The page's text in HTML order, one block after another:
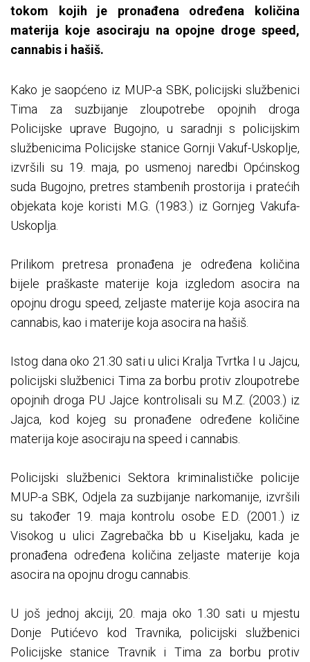
tokom kojih je pronađena određena količina
materija koje asociraju na opojne droge speed,
cannabis i hašiš.
Kako je saopćeno iz MUP-a SBK, policijski službenici
Tima za suzbijanje zloupotrebe opojnih droga
Policijske uprave Bugojno, u saradnji s policijskim
službenicima Policijske stanice Gornji Vakuf-Uskoplje,
izvršili su 19. maja, po usmenoj naredbi Općinskog
suda Bugojno, pretres stambenih prostorija i pratećih
objekata koje koristi M.G. (1983.) iz Gornjeg Vakufa-
Uskoplja.
Prilikom pretresa pronađena je određena količina
bijele praškaste materije koja izgledom asocira na
opojnu drogu speed, zeljaste materije koja asocira na
cannabis, kao i materije koja asocira na hašiš.
Istog dana oko 21.30 sati u ulici Kralja Tvrtka I u Jajcu,
policijski službenici Tima za borbu protiv zloupotrebe
opojnih droga PU Jajce kontrolisali su M.Z. (2003.) iz
Jajca, kod kojeg su pronađene određene količine
materija koje asociraju na speed i cannabis.
Policijski službenici Sektora kriminalističke policije
MUP-a SBK, Odjela za suzbijanje narkomanije, izvršili
su također 19. maja kontrolu osobe E.D. (2001.) iz
Visokog u ulici Zagrebačka bb u Kiseljaku, kada je
pronađena određena količina zeljaste materije koja
asocira na opojnu drogu cannabis.
U još jednoj akciji, 20. maja oko 1.30 sati u mjestu
Donje Putićevo kod Travnika, policijski službenici
Policijske stanice Travnik i Tima za borbu protiv